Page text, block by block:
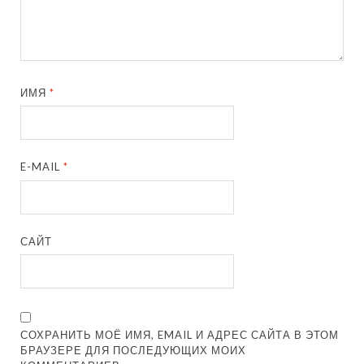
ИМЯ*
E-MAIL*
САЙТ
СОХРАНИТЬ МОЁ ИМЯ, EMAIL И АДРЕС САЙТА В ЭТОМ
БРАУЗЕРЕ ДЛЯ ПОСЛЕДУЮЩИХ МОИХ